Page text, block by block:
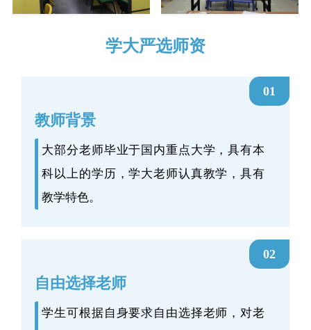
学大严选师资
01
教师背景
大部分老师毕业于国内重点大学，具有本
科以上的学历，学大老师认真教学，具有
教学特色。
02
自由选择老师
学生可根据自身要求自由选择老师，对老